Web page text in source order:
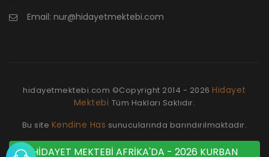
Email: nur@hidayetmektebi.com
hidayetmektebi.com ©Copyright 2014 - 2026Hidayet
Mektebi Tüm Hakları Saklıdır.
Bu site Kendine Has sunucularında barındırılmaktadır.
HİDAYET MEKTEBİ AFRİKA'DA - 2026 KURBAN